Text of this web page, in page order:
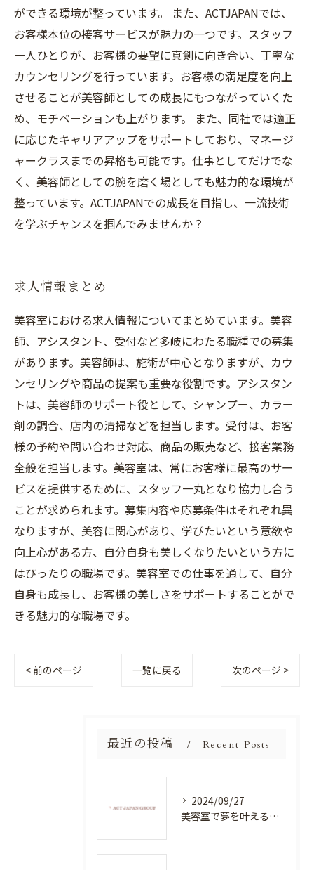
ができる環境が整っています。 また、ACTJAPANでは、
お客様本位の接客サービスが魅力の一つです。スタッフ
一人ひとりが、お客様の要望に真剣に向き合い、丁寧な
カウンセリングを行っています。お客様の満足度を向上
させることが美容師としての成長にもつながっていくた
め、モチベーションも上がります。 また、同社では適正
に応じたキャリアアップをサポートしており、マネージ
ャークラスまでの昇格も可能です。仕事としてだけでな
く、美容師としての腕を磨く場としても魅力的な環境が
整っています。ACTJAPANでの成長を目指し、一流技術
を学ぶチャンスを掴んでみませんか？
求人情報まとめ
美容室における求人情報についてまとめています。美容
師、アシスタント、受付など多岐にわたる職種での募集
があります。美容師は、施術が中心となりますが、カウ
ンセリングや商品の提案も重要な役割です。アシスタン
トは、美容師のサポート役として、シャンプー、カラー
剤の調合、店内の清掃などを担当します。受付は、お客
様の予約や問い合わせ対応、商品の販売など、接客業務
全般を担当します。美容室は、常にお客様に最高のサー
ビスを提供するために、スタッフ一丸となり協力し合う
ことが求められます。募集内容や応募条件はそれぞれ異
なりますが、美容に関心があり、学びたいという意欲や
向上心がある方、自分自身も美しくなりたいという方に
はぴったりの職場です。美容室での仕事を通して、自分
自身も成長し、お客様の美しさをサポートすることがで
きる魅力的な職場です。
< 前のページ 一覧に戻る 次のページ >
最近の投稿 Recent Posts
2024/09/27
美容室で夢を叶える！自分を磨く新たなチャンス